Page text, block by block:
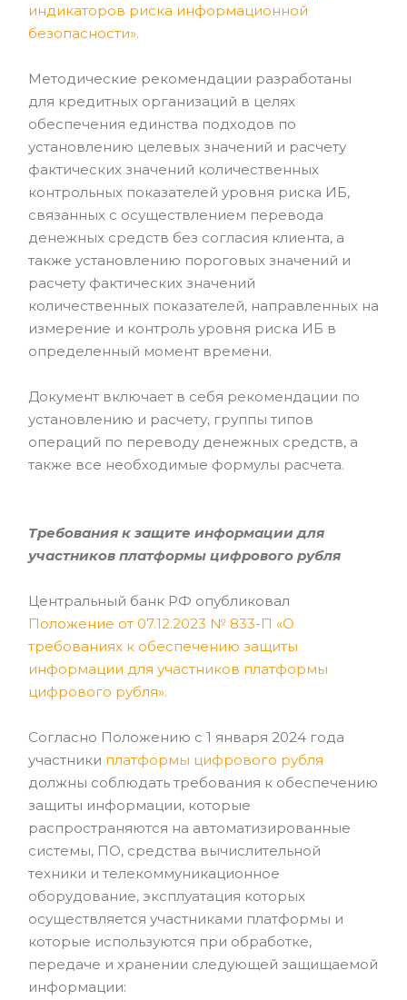
индикаторов риска информационной
безопасности».
Методические рекомендации разработаны
для кредитных организаций в целях
обеспечения единства подходов по
установлению целевых значений и расчету
фактических значений количественных
контрольных показателей уровня риска ИБ,
связанных с осуществлением перевода
денежных средств без согласия клиента, а
также установлению пороговых значений и
расчету фактических значений
количественных показателей, направленных на
измерение и контроль уровня риска ИБ в
определенный момент времени.
Документ включает в себя рекомендации по
установлению и расчету, группы типов
операций по переводу денежных средств, а
также все необходимые формулы расчета.
Требования к защите информации для
участников платформы цифрового рубля
Центральный банк РФ опубликовал
Положение от 07.12.2023 № 833-П «О
требованиях к обеспечению защиты
информации для участников платформы
цифрового рубля».
Согласно Положению с 1 января 2024 года
участники платформы цифрового рубля
должны соблюдать требования к обеспечению
защиты информации, которые
распространяются на автоматизированные
системы, ПО, средства вычислительной
техники и телекоммуникационное
оборудование, эксплуатация которых
осуществляется участниками платформы и
которые используются при обработке,
передаче и хранении следующей защищаемой
информации: